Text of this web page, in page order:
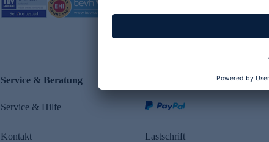
Service & Beratung
Service & Hilfe
Kontakt Lastschrift